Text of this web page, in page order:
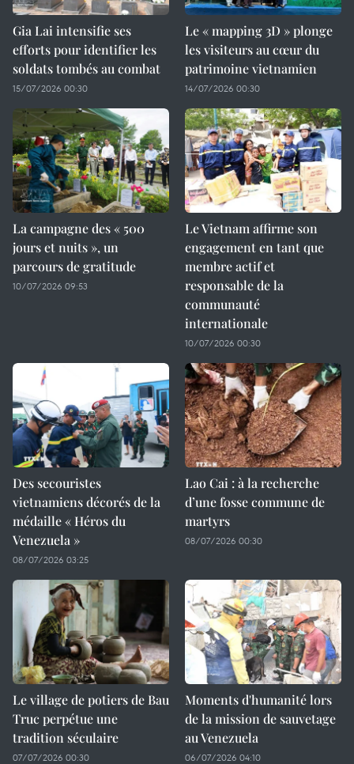
Gia Lai intensifie ses
efforts pour identifier les
soldats tombés au combat
15/07/2026 00:30
Le « mapping 3D » plonge
les visiteurs au cœur du
patrimoine vietnamien
14/07/2026 00:30
La campagne des « 500
jours et nuits », un
parcours de gratitude
10/07/2026 09:53
Le Vietnam affirme son
engagement en tant que
membre actif et
responsable de la
communauté
internationale
10/07/2026 00:30
Des secouristes
vietnamiens décorés de la
médaille « Héros du
Venezuela »
08/07/2026 03:25
Lao Cai : à la recherche
d’une fosse commune de
martyrs
08/07/2026 00:30
Le village de potiers de Bau
Truc perpétue une
tradition séculaire
07/07/2026 00:30
Moments d'humanité lors
de la mission de sauvetage
au Venezuela
06/07/2026 04:10